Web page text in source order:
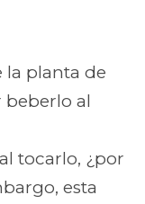
la planta de
al
tocarlo, ¿por
esta